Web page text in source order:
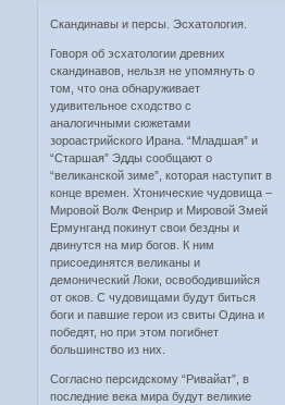
Скандинавы и персы. Эсхатология.
Говоря об эсхатологии древних
скандинавов, нельзя не упомянуть о
том, что она обнаруживает
удивительное сходство с
аналогичными сюжетами
зороастрийского Ирана. “Младшая” и
“Старшая” Эдды сообщают о
“великанской зиме”, которая наступит в
конце времен. Хтонические чудовища –
Мировой Волк Фенрир и Мировой Змей
Ермунганд покинут свои бездны и
двинутся на мир богов. К ним
присоединятся великаны и
демонический Локи, освободившийся
от оков. С чудовищами будут биться
боги и павшие герои из свиты Одина и
победят, но при этом погибнет
большинство из них.
Согласно персидскому “Ривайат”, в
последние века мира будут великие